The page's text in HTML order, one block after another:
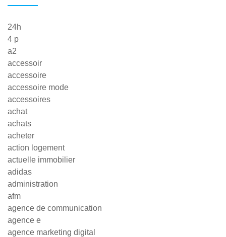
24h
4 p
a2
accessoir
accessoire
accessoire mode
accessoires
achat
achats
acheter
action logement
actuelle immobilier
adidas
administration
afm
agence de communication
agence e
agence marketing digital